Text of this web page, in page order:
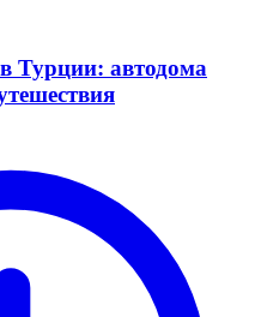
Турции: автодома